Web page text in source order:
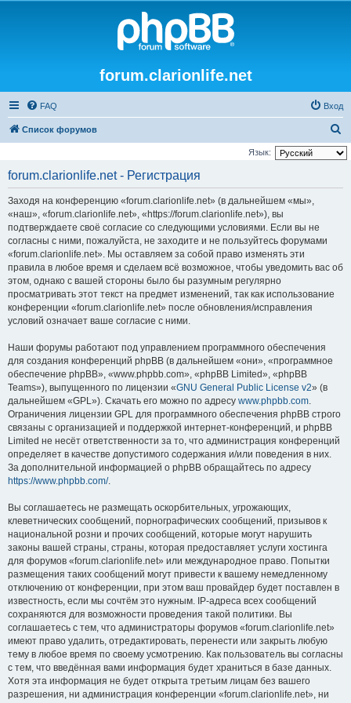
forum.clarionlife.net
FAQ Вход
Список форумов
о
Язык:
forum.clarionlife.net - Регистрация
Заходя на конференцию «forum.clarionlife.net» (в дальнейшем «мы»,
«наш», «forum.clarionlife.net», «https://forum.clarionlife.net»), вы
подтверждаете своё согласие со следующими условиями. Если вы не
согласны с ними, пожалуйста, не заходите и не пользуйтесь форумами
«forum.clarionlife.net». Мы оставляем за собой право изменять эти
правила в любое время и сделаем всё возможное, чтобы уведомить вас об
этом, однако с вашей стороны было бы разумным регулярно
просматривать этот текст на предмет изменений, так как использование
конференции «forum.clarionlife.net» после обновления/исправления
условий означает ваше согласие с ними.
Наши форумы работают под управлением программного обеспечения
для создания конференций phpBB (в дальнейшем «они», «программное
обеспечение phpBB», «www.phpbb.com», «phpBB Limited», «phpBB
Teams»), выпущенного по лицензии «GNU General Public License v2» (в
дальнейшем «GPL»). Скачать его можно по адресу www.phpbb.com.
Ограничения лицензии GPL для программного обеспечения phpBB строго
связаны с организацией и поддержкой интернет-конференций, и phpBB
Limited не несёт ответственности за то, что администрация конференций
определяет в качестве допустимого содержания и/или поведения в них.
За дополнительной информацией о phpBB обращайтесь по адресу
https://www.phpbb.com/.
Вы соглашаетесь не размещать оскорбительных, угрожающих,
клеветнических сообщений, порнографических сообщений, призывов к
национальной розни и прочих сообщений, которые могут нарушить
законы вашей страны, страны, которая предоставляет услуги хостинга
для форумов «forum.clarionlife.net» или международное право. Попытки
размещения таких сообщений могут привести к вашему немедленному
отключению от конференции, при этом ваш провайдер будет поставлен в
известность, если мы сочтём это нужным. IP-адреса всех сообщений
сохраняются для возможности проведения такой политики. Вы
соглашаетесь с тем, что администраторы форумов «forum.clarionlife.net»
имеют право удалить, отредактировать, перенести или закрыть любую
тему в любое время по своему усмотрению. Как пользователь вы согласны
с тем, что введённая вами информация будет храниться в базе данных.
Хотя эта информация не будет открыта третьим лицам без вашего
разрешения, ни администрация конференции «forum.clarionlife.net», ни